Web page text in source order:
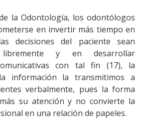
la Odontología, los odontólogos
en invertir más tiempo en
decisiones del paciente sean
libremente y en desarrollar
con tal fin (17), la
información la transmitimos a
verbalmente, pues la forma
su atención y no convierte la
en una relación de papeles.